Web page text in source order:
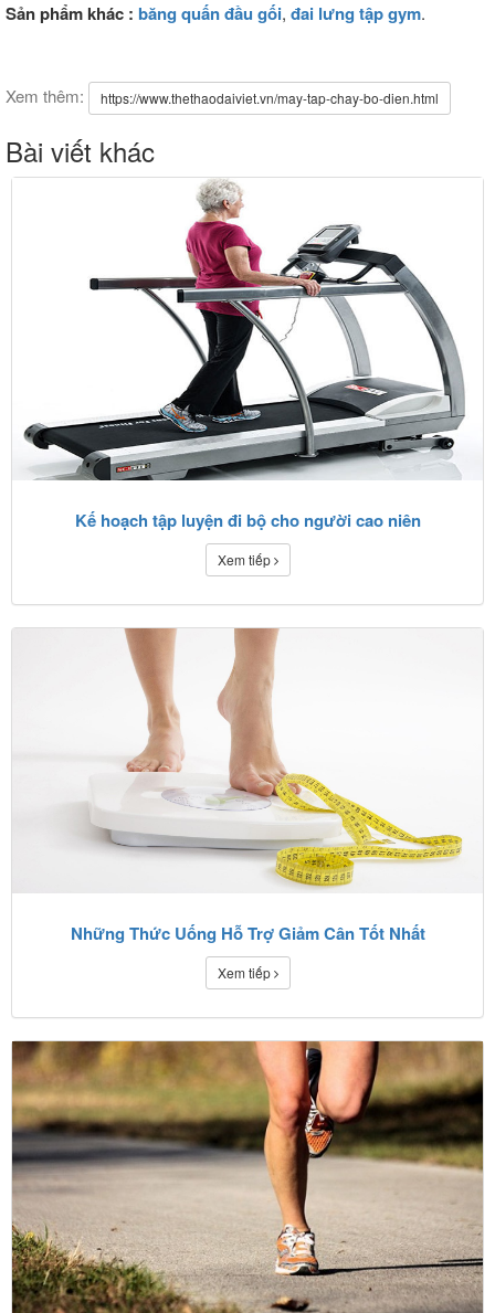
Sản phẩm khác : băng quấn đầu gối, đai lưng tập gym.
Xem thêm: https://www.thethaodaiviet.vn/may-tap-chay-bo-dien.html
Bài viết khác
Kế hoạch tập luyện đi bộ cho người cao niên
Xem tiếp
Những Thức Uống Hỗ Trợ Giảm Cân Tốt Nhất
Xem tiếp